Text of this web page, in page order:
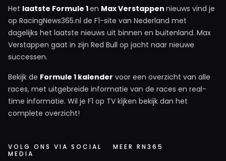
Het laatste Formule 1en Max Verstappen nieuws vind je
op RacingNews365.nl de F1-site van Nederland met
dagelijks het laatste nieuws uit binnen en buitenland. Max
Verstappen gaat in zijn Red Bull op jacht naar nieuwe
successen.
Bekijk de Formule 1 kalender voor een overzicht van alle
races, met uitgebreide informatie van de races en real-
time informatie. Wil je F1 op TV kijken bekijk dan het
complete overzicht!
VOLG ONS VIA SOCIAL
MEDIA
MEER RN365